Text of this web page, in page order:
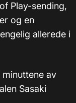
Play-sending,
og en
allerede i
av
Sasaki